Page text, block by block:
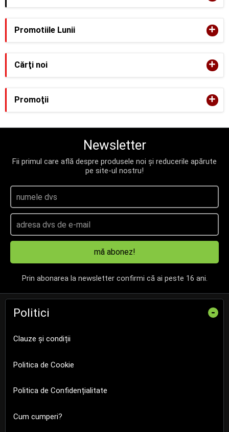
Promotiile Lunii +
Cărţi noi +
Promoţii +
Newsletter
Fii primul care află despre produsele noi și reducerile apărute
pe site-ul nostru!
mă abonez!
Prin abonarea la newsletter confirmi că ai peste 16 ani.
Politici -
Clauze și condiții
Politica de Cookie
Politica de Confidențialitate
Cum cumperi?